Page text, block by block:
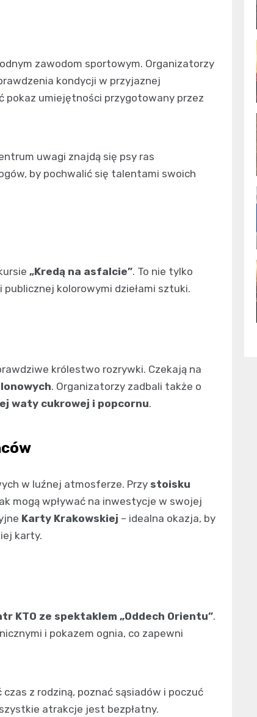
zawodom sportowym. Organizatorzy
kondycji w przyjaznej
pokaz umiejętności przygotowany przez
uwagi znajdą się psy ras
by pochwalić się talentami swoich
„Kredą na asfalcie”. To nie tylko
kolorowymi dziełami sztuki.
królestwo rozrywki. Czekają na
. Organizatorzy zadbali także o
waty cukrowej i popcornu.
w luźnej atmosferze. Przy stoisku
mogą wpływać na inwestycje w swojej
Karty Krakowskiej – idealna okazja, by
karty.
KTO ze spektaklem „Oddech Orientu”.
i pokazem ognia, co zapewni
z rodziną, poznać sąsiadów i poczuć
atrakcje jest bezpłatny.